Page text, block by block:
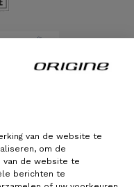
van de website te
om de
de website te
berichten te